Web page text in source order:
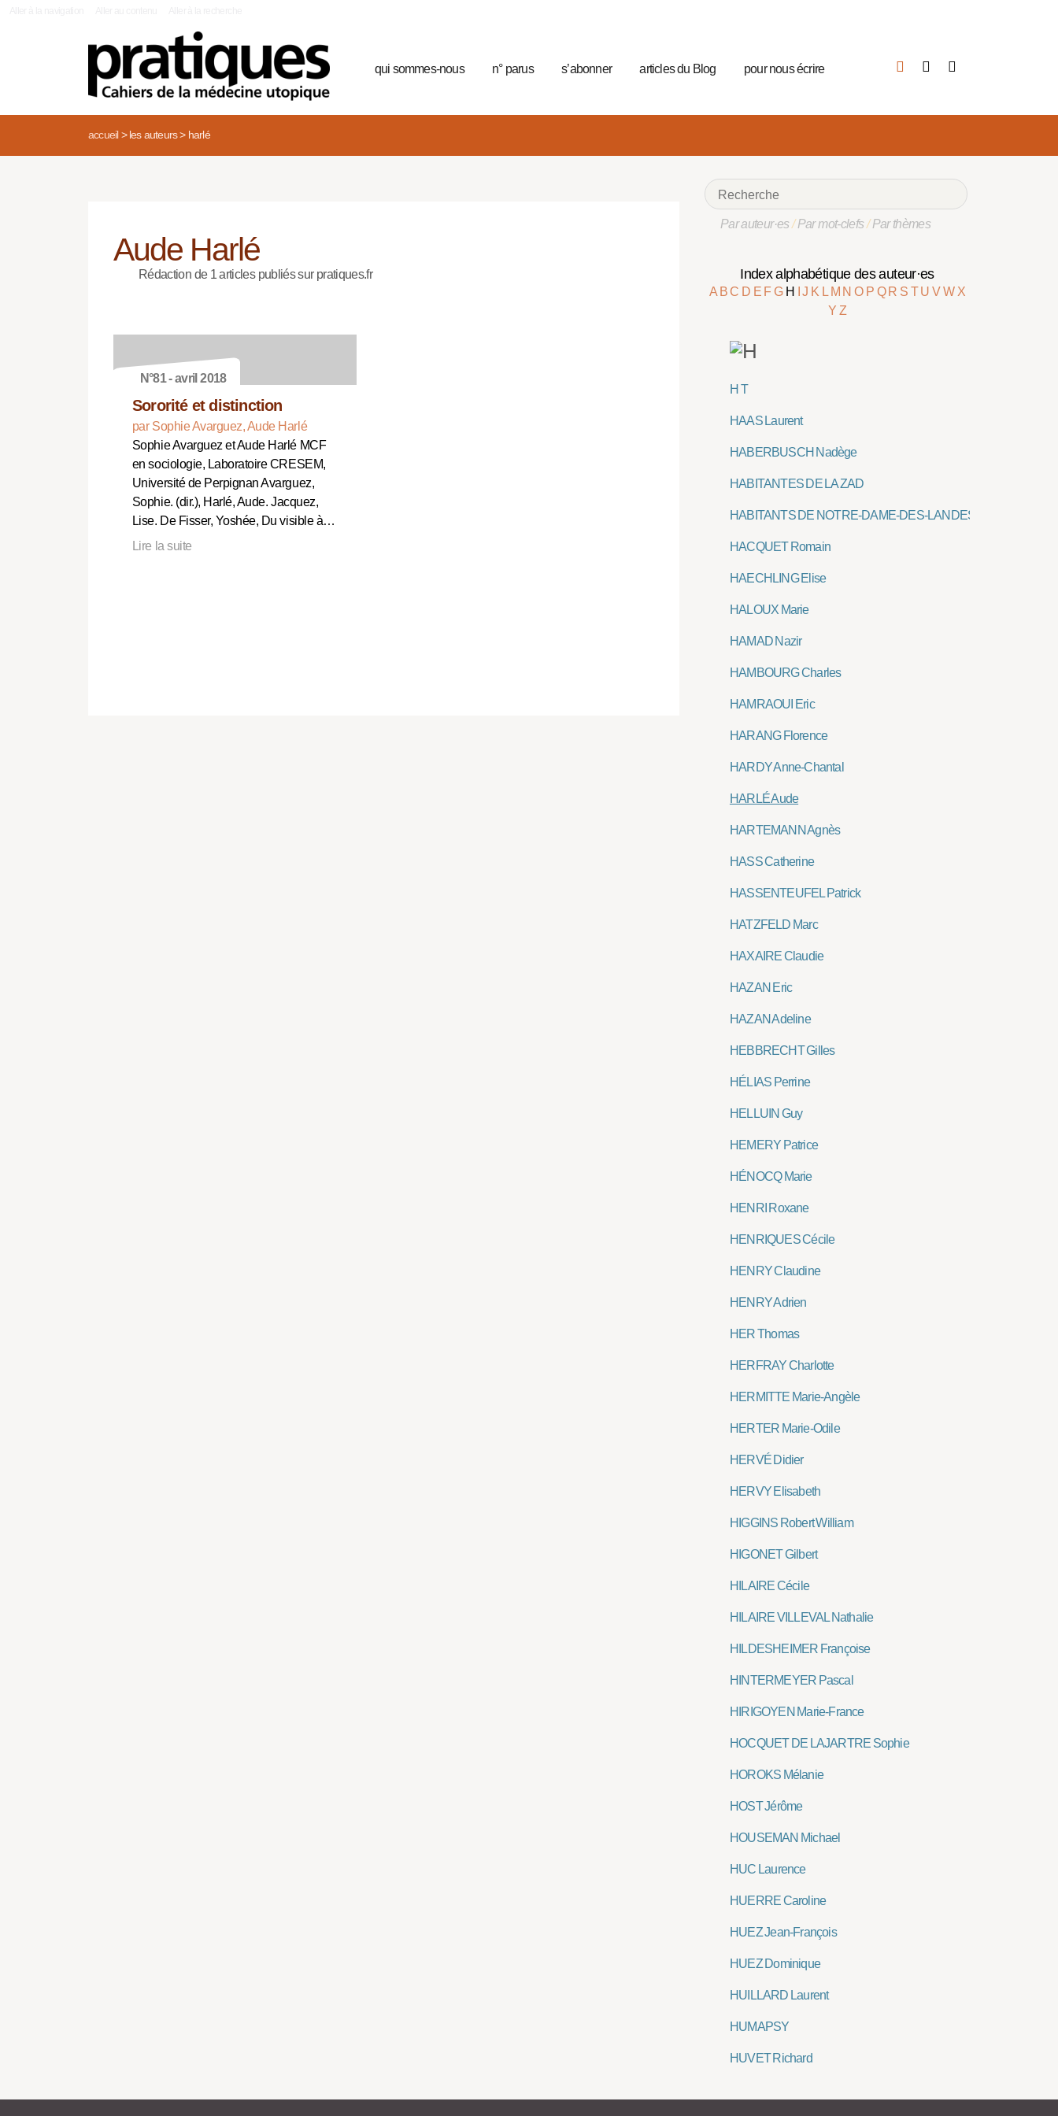
qui sommes-nous n° parus s’abonner articles du Blog pour nous écrire
accueil> les auteurs> harlé
Aude Harlé
Rédaction de 1 articles publiés sur pratiques.fr
N°81 - avril 2018
Sororité et distinction
par Sophie Avarguez, Aude Harlé
Sophie Avarguez et Aude Harlé MCF
en sociologie, Laboratoire CRESEM,
Université de Perpignan Avarguez,
Sophie. (dir.), Harlé, Aude. Jacquez,
Lise. De Fisser, Yoshée, Du visible à…
Lire la suite
Par auteur·es/Par mot-clefs/Par thèmes
Index alphabétique des auteur·es
A BC D E FG H IJ K L M NO P Q R S TUVW X
Y Z
H T
HAAS Laurent
HABERBUSCH Nadège
HABITANTES DE LA ZAD
HABITANTS DE NOTRE-DAME-DES-LANDES
HACQUET Romain
HAECHLING Elise
HALOUX Marie
HAMAD Nazir
HAMBOURG Charles
HAMRAOUI Eric
HARANG Florence
HARDY Anne-Chantal
HARLÉ Aude
HARTEMANN Agnès
HASS Catherine
HASSENTEUFEL Patrick
HATZFELD Marc
HAXAIRE Claudie
HAZAN Eric
HAZAN Adeline
HEBBRECHT Gilles
HÉLIAS Perrine
HELLUIN Guy
HEMERY Patrice
HÉNOCQ Marie
HENRI Roxane
HENRIQUES Cécile
HENRY Claudine
HENRY Adrien
HER Thomas
HERFRAY Charlotte
HERMITTE Marie-Angèle
HERTER Marie-Odile
HERVÉ Didier
HERVY Elisabeth
HIGGINS Robert William
HIGONET Gilbert
HILAIRE Cécile
HILAIRE VILLEVAL Nathalie
HILDESHEIMER Françoise
HINTERMEYER Pascal
HIRIGOYEN Marie-France
HOCQUET DE LAJARTRE Sophie
HOROKS Mélanie
HOST Jérôme
HOUSEMAN Michael
HUC Laurence
HUERRE Caroline
HUEZ Jean-François
HUEZ Dominique
HUILLARD Laurent
HUMAPSY
HUVET Richard